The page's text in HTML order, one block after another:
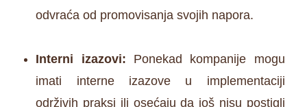
odvraća od promovisanja svojih napora.
Interni izazovi: Ponekad kompanije mogu
imati interne izazove u implementaciji
održivih praksi ili osećaju da još nisu postigli